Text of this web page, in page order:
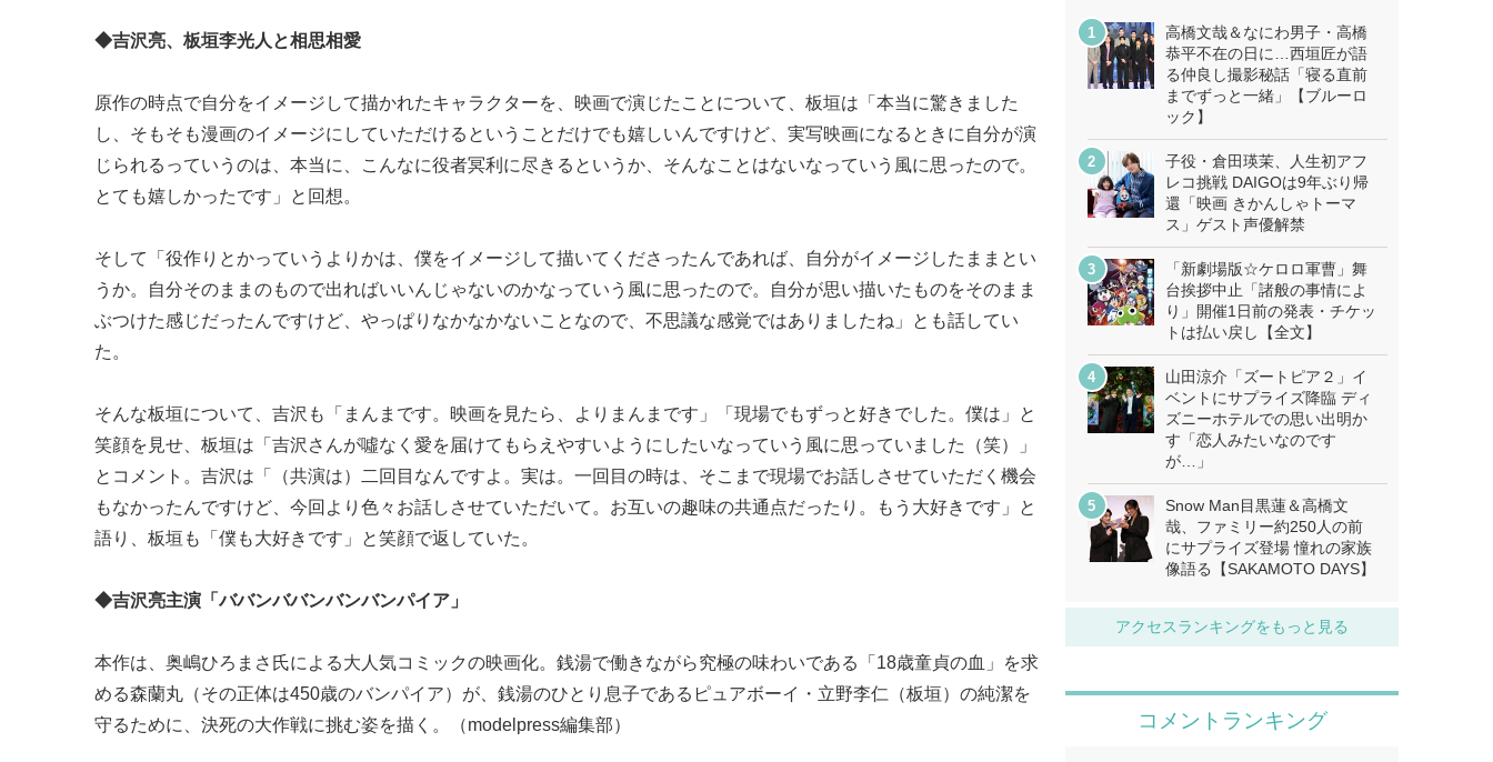
◆吉沢亮、板垣李光人と相思相愛
原作の時点で自分をイメージして描かれたキャラクターを、映画で演じたことについて、板垣は「本当に驚きました
し、そもそも漫画のイメージにしていただけるということだけでも嬉しいんですけど、実写映画になるときに自分が演
じられるっていうのは、本当に、こんなに役者冥利に尽きるというか、そんなことはないなっていう風に思ったので。
とても嬉しかったです」と回想。
そして「役作りとかっていうよりかは、僕をイメージして描いてくださったんであれば、自分がイメージしたままとい
うか。自分そのままのもので出ればいいんじゃないのかなっていう風に思ったので。自分が思い描いたものをそのまま
ぶつけた感じだったんですけど、やっぱりなかなかないことなので、不思議な感覚ではありましたね」とも話してい
た。
そんな板垣について、吉沢も「まんまです。映画を見たら、よりまんまです」「現場でもずっと好きでした。僕は」と
笑顔を見せ、板垣は「吉沢さんが噓なく愛を届けてもらえやすいようにしたいなっていう風に思っていました（笑）」
とコメント。吉沢は「（共演は）二回目なんですよ。実は。一回目の時は、そこまで現場でお話しさせていただく機会
もなかったんですけど、今回より色々お話しさせていただいて。お互いの趣味の共通点だったり。もう大好きです」と
語り、板垣も「僕も大好きです」と笑顔で返していた。
◆吉沢亮主演「ババンババンバンバンパイア」
本作は、奥嶋ひろまさ氏による大人気コミックの映画化。銭湯で働きながら究極の味わいである「18歳童貞の血」を求
める森蘭丸（その正体は450歳のバンパイア）が、銭湯のひとり息子であるピュアボーイ・立野李仁（板垣）の純潔を
守るために、決死の大作戦に挑む姿を描く。（modelpress編集部）
高橋文哉＆なにわ男子・高橋
恭平不在の日に…西垣匠が語
る仲良し撮影秘話「寝る直前
までずっと一緒」【ブルーロ
ック】
子役・倉田瑛茉、人生初アフ
レコ挑戦 DAIGOは9年ぶり帰
還「映画 きかんしゃトーマ
ス」ゲスト声優解禁
「新劇場版☆ケロロ軍曹」舞
台挨拶中止「諸般の事情によ
り」開催1日前の発表・チケッ
トは払い戻し【全文】
山田涼介「ズートピア２」イ
ベントにサプライズ降臨 ディ
ズニーホテルでの思い出明か
す「恋人みたいなのです
が…」
Snow Man目黒蓮＆高橋文
哉、ファミリー約250人の前
にサプライズ登場 憧れの家族
像語る【SAKAMOTO DAYS】
アクセスランキングをもっと見る